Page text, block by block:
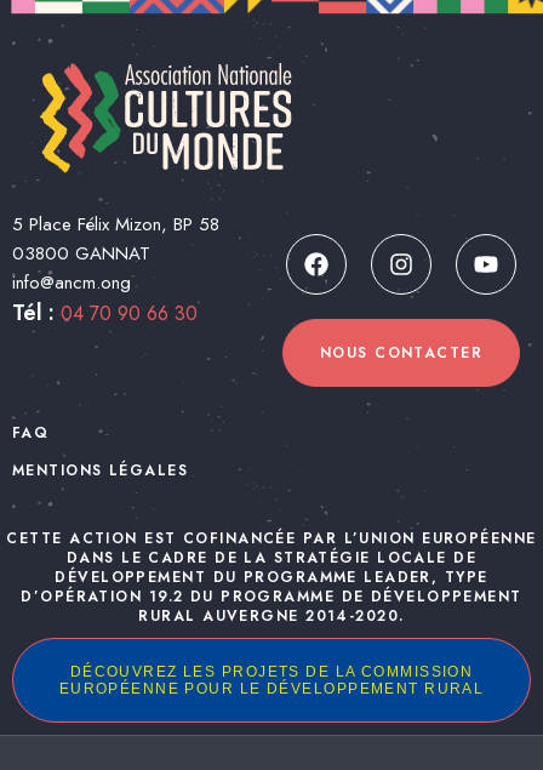
5 Place Félix Mizon, BP 58
03800 GANNAT
info@ancm.ong
Tél :04 70 90 66 30
NOUS CONTACTER
FAQ
MENTIONS LÉGALES
CETTE ACTION EST COFINANCÉE PAR L’UNION EUROPÉENNE
DANS LE CADRE DE LA STRATÉGIE LOCALE DE
DÉVELOPPEMENT DU PROGRAMME LEADER, TYPE
D’OPÉRATION 19.2 DU PROGRAMME DE DÉVELOPPEMENT
RURAL AUVERGNE 2014-2020.
DÉCOUVREZ LES PROJETS DE LA COMMISSION
EUROPÉENNE POUR LE DÉVELOPPEMENT RURAL